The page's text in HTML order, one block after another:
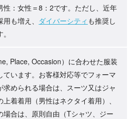
性：女性＝8：2です。ただし、近年
も増え、 ダイバーシティ も推奨し
Place, Occasion）に合わせた服装
ています。お客様対応等でフォーマ
求められる場合は、スーツ又はジャ
着着⽤（男性はネクタイ着⽤）、
場合は、原則自由（Tシャツ、ジー